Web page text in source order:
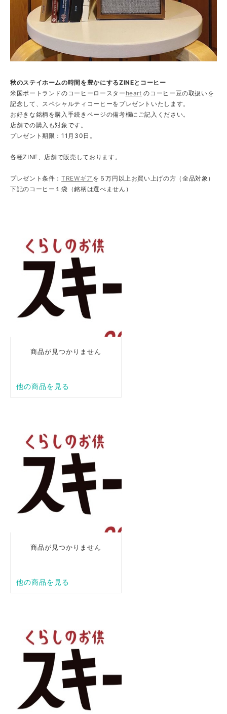
秋のステイホームの時間を豊かにするZINEとコーヒー
米国ポートランドのコーヒーロースター heart のコーヒー豆の取扱いを
記念して、スペシャルティコーヒーをプレゼントいたします。
お好きな銘柄を購入手続きページの備考欄にご記入ください。
店舗での購入も対象です。
プレゼント期限：11月30日。
各種ZINE、店舗で販売しております。
プレゼント条件：TREWギア を５万円以上お買い上げの方（全品対象）
下記のコーヒー１袋（銘柄は選べません）